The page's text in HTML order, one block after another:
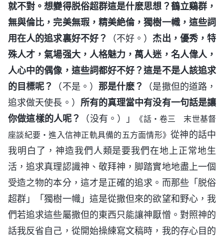
就不對。想變得脱俗超群這是什麽思想？鶴立鷄群，
無與倫比，完美無瑕，精美絶倫，獨樹一幟，這些詞
用在人的追求裏好不好？
（不好。）杰出，優秀，特
殊人才，氣場强大，人格魅力，萬人迷，名人偉人，
人心中的偶像，這些詞都好不好？這是不是人該追求
的目標呢？
（不是。） 那是什麽？
（是撒但的道路，
追求做天使長。） 所有的真理當中有没有一句話是讓
你做這樣的人呢？
（没有。）」
《話・卷三 末世基督
座談紀要・進入信神正軌具備的五方面情形》 從神的話中
我明白了，神造我們人類是要我們在地上正常地生
活，追求真理認識神、敬拜神，脚踏實地地盡上一個
受造之物的本分，這才是正確的追求。而那些「脱俗
超群」「獨樹一幟」這是從撒但來的欲望和野心，我
們若追求這些屬撒但的東西只能讓神厭憎。對照神的
話我反省自己，從開始操練寫文稿時，我的存心目的